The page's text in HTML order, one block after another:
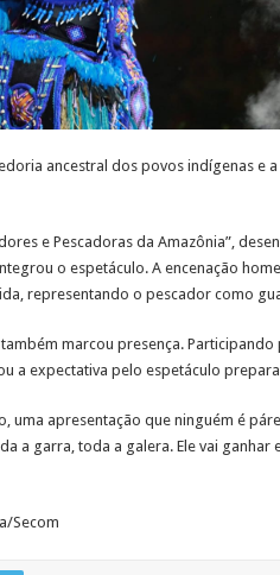
ancestral dos povos indígenas e
e Pescadoras da Amazônia”,
o espetáculo. A encenação
representando o pescador como
marcou presença.
a expectativa pelo espetáculo
uma apresentação que ninguém é
a garra, toda a galera. Ele vai ganhar
Secom